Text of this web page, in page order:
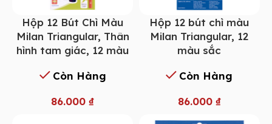
Hộp 12 Bút Chì Màu
Milan Triangular, Thân
hình tam giác, 12 màu
Còn Hàng
86.000 ₫
Hộp 12 bút chì màu
Milan Triangular, 12
màu sắc
Còn Hàng
86.000 ₫